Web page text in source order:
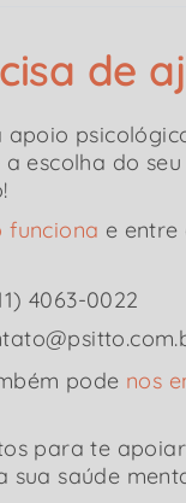
de
apoio
escolha do
funciona e entre
4063-0022
pode nos
para te
sua saúde